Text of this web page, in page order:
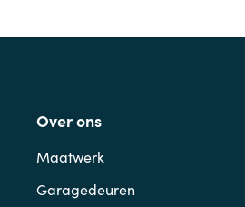
Over ons
Maatwerk
Garagedeuren